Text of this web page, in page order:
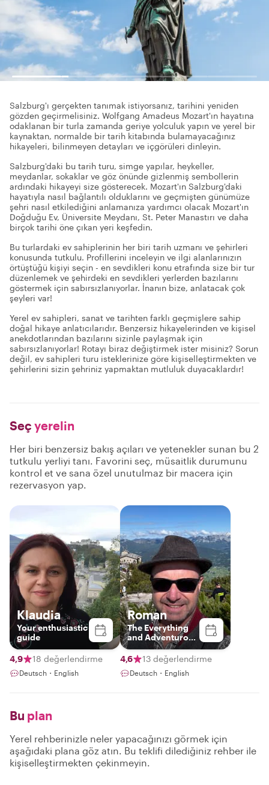
Salzburg'ı gerçekten tanımak istiyorsanız, tarihini yeniden
gözden geçirmelisiniz. Wolfgang Amadeus Mozart'ın hayatına
odaklanan bir turla zamanda geriye yolculuk yapın ve yerel bir
kaynaktan, normalde bir tarih kitabında bulamayacağınız
hikayeleri, bilinmeyen detayları ve içgörüleri dinleyin.
Salzburg'daki bu tarih turu, simge yapılar, heykeller,
meydanlar, sokaklar ve göz önünde gizlenmiş sembollerin
ardındaki hikayeyi size gösterecek. Mozart'ın Salzburg'daki
hayatıyla nasıl bağlantılı olduklarını ve geçmişten günümüze
şehri nasıl etkilediğini anlamanıza yardımcı olacak Mozart'ın
Doğduğu Ev, Üniversite Meydanı, St. Peter Manastırı ve daha
birçok tarihi öne çıkan yeri keşfedin.
Bu turlardaki ev sahiplerinin her biri tarih uzmanı ve şehirleri
konusunda tutkulu. Profillerini inceleyin ve ilgi alanlarınızın
örtüştüğü kişiyi seçin - en sevdikleri konu etrafında size bir tur
düzenlemek ve şehirdeki en sevdikleri yerlerden bazılarını
göstermek için sabırsızlanıyorlar. İnanın bize, anlatacak çok
şeyleri var!
Yerel ev sahipleri, sanat ve tarihten farklı geçmişlere sahip
doğal hikaye anlatıcılarıdır. Benzersiz hikayelerinden ve kişisel
anekdotlarından bazılarını sizinle paylaşmak için
sabırsızlanıyorlar! Rotayı biraz değiştirmek ister misiniz? Sorun
değil, ev sahipleri turu isteklerinize göre kişiselleştirmekten ve
şehirlerini sizin şehriniz yapmaktan mutluluk duyacaklardır!
Seç yerelin
Her biri benzersiz bakış açıları ve yetenekler sunan bu 2
tutkulu yerliyi tanı. Favorini seç, müsaitlik durumunu
kontrol et ve sana özel unutulmaz bir macera için
rezervasyon yap.
Klaudia
Your enthusiastic
guide
4,9 18 değerlendirme
Deutsch・English
Roman
The Everything
and Adventurous
Guide
4,6
13 değerlendirme
Deutsch・English
Bu plan
Yerel rehberinizle neler yapacağınızı görmek için
aşağıdaki plana göz atın. Bu teklifi dilediğiniz rehber ile
kişiselleştirmekten çekinmeyin.